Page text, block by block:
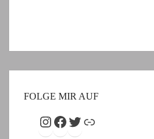
FOLGE MIR AUF
Instagram
Facebook
Twitter
Link